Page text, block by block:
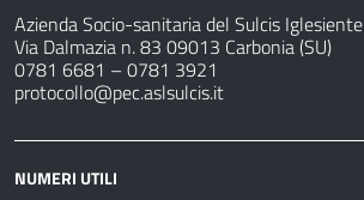
Azienda Socio-sanitaria del Sulcis Iglesiente
Via Dalmazia n. 83 09013 Carbonia (SU)
0781 6681 – 0781 3921
protocollo@pec.aslsulcis.it
NUMERI UTILI